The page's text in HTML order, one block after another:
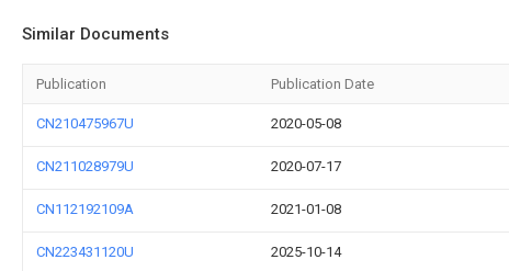
Similar Documents
Publication Publication Date
CN210475967U 2020-05-08
CN211028979U 2020-07-17
CN112192109A 2021-01-08
CN223431120U 2025-10-14